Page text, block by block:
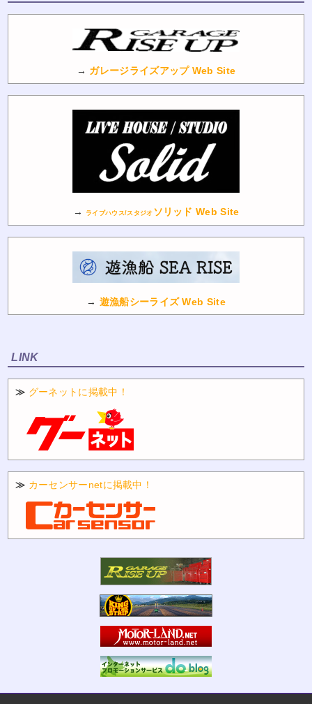
→ ガレージライズアップ Web Site
→ ライブハウス/スタジオ ソリッド Web Site
→ 遊漁船シーライズ Web Site
LINK
≫ グーネットに掲載中！
≫ カーセンサーnetに掲載中！